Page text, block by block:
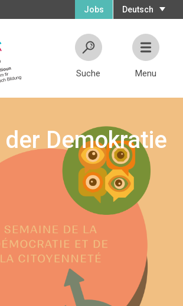
Deutsch
Jobs
Suche Menu
Demokratie